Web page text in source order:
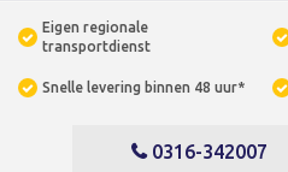
Eigen regionale
transportdienst
Snelle levering binnen 48 uur*
0316-342007